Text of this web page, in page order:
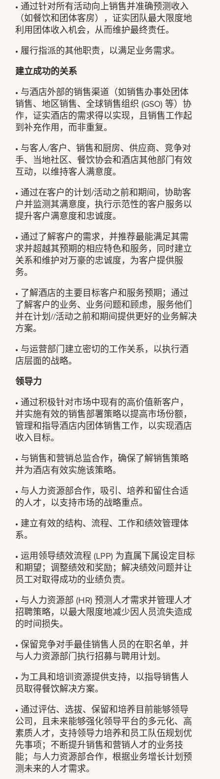
• 通过针对所有活动向上销售并准确预测收入
（如餐饮和团体客房），证实团队最大限度地
利用团体收入机会，从而维护最终责任。
• 履行指派的其他职责，以满足业务需求。
建立成功的关系
• 与酒店外部的销售渠道（如销售办事处团体
销售、地区销售、全球销售组织 (GSO) 等）协
作，证实酒店的需求得以实现，且销售工作起
到补充作用，而非重复。
• 与客人/客户、销售和厨房、供应商、竞争对
手、当地社区、餐饮协会和酒店其他部门有效
互动，以维持客人满意度。
• 通过在客户的计划/活动之前和期间，协助客
户并监测其满意度，执行示范性的客户服务以
提升客户满意度和忠诚度。
• 通过了解客户的需求，并推荐最能满足其需
求并超越其预期的相应特色和服务，同时建立
关系和维护对万豪的忠诚度，为客户提供服
务。
• 了解酒店的主要目标客户和服务预期；通过
了解客户的业务、业务问题和顾虑，服务他们
并在计划//活动之前和期间提供更好的业务解决
方案。
• 与运营部门建立密切的工作关系，以执行酒
店层面的战略。
领导力
• 通过积极针对市场中现有的高价值新客户，
并实施有效的销售部署策略以提高市场份额，
管理和指导酒店内团体销售工作，以实现酒店
收入目标。
• 与销售和营销总监合作，确保了解销售策略
并为酒店有效实施该策略。
• 与人力资源部合作，吸引、培养和留住合适
的人才，以支持市场的战略重点。
• 建立有效的结构、流程、工作和绩效管理体
系。
• 运用领导绩效流程 (LPP) 为直属下属设定目标
和期望；调整绩效和奖励；解决绩效问题并让
员工对取得成功的业绩负责。
• 与人力资源部 (HR) 预测人才需求并管理人才
招聘策略，以最大限度地减少因人员流失造成
的时间损失。
• 保留竞争对手最佳销售人员的在职名单，并
与人力资源部门执行招募与聘用计划。
• 为工具和培训资源提供支持，以指导销售人
员取得餐饮解决方案。
• 通过评估、选拔、保留和培养目前能够领导
公司，且未来能够强化领导平台的多元化、高
素质人才，支持领导力培养和员工队伍规划优
先事项；不断提升销售和营销人才的业务技
能；与人力资源部合作，根据业务增长计划预
测未来的人才需求。